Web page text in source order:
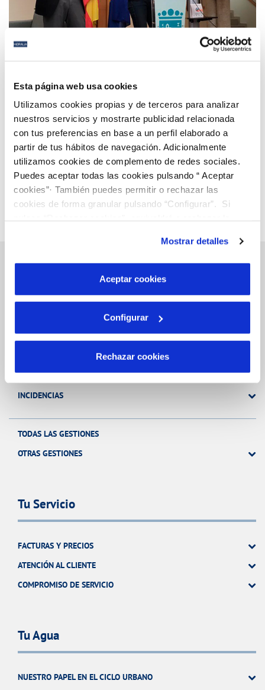
Esta página web usa cookies
Utilizamos cookies propias y de terceros para analizar
nuestros servicios y mostrarte publicidad relacionada
con tus preferencias en base a un perfil elaborado a
partir de tus hábitos de navegación. Adicionalmente
utilizamos cookies de complemento de redes sociales.
Puedes aceptar todas las cookies pulsando “ Aceptar
cookies”· También puedes permitir o rechazar las
cookies de forma granular pulsando “Configurar”. Si
son indispensables para que el sitio web funcione y que
por tanto no se pueden desactivar. Puedes consultar
más información en nuestraPolítica de Cookies
Mostrar detalles
Aceptar cookies
Configurar
Rechazar cookies
Éxito de participación de Hidralia en la jornada
a las personas", organizada por CIT Marbella
Página 95 de 112
Anterior Siguiente
Gestiones Online
FACTURAS, PAGOS Y CONSUMOS
MODIFICACIÓN DE DATOS
INCIDENCIAS
TODAS LAS GESTIONES
OTRAS GESTIONES
Tu Servicio
FACTURAS Y PRECIOS
ATENCIÓN AL CLIENTE
COMPROMISO DE SERVICIO
Tu Agua
NUESTRO PAPEL EN EL CICLO URBANO